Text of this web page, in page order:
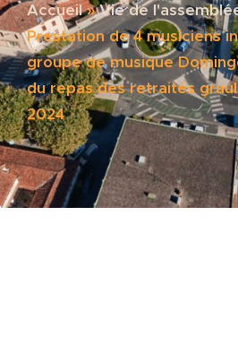
Accueil»Vie de
Prestation de 4 musiciens
groupe de musique
du repas des retraités
2024